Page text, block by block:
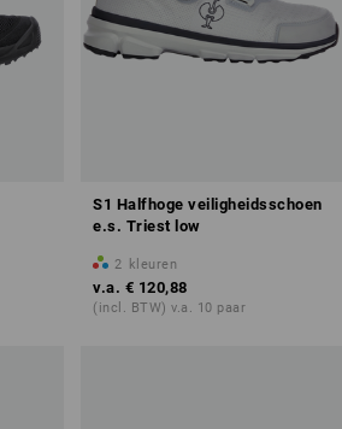
S1 Halfhoge veiligheidsschoen
e.s. Triest low
2 kleuren
v.a. € 120,88
(incl. BTW) v.a. 10 paar